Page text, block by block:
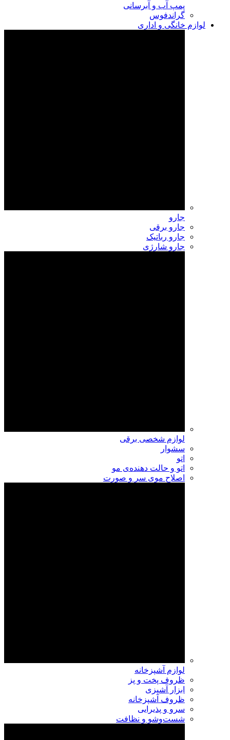
پمپ آب و آبرسانی
گراندفوس
لوازم خانگی و اداری
جارو
جارو برقی
جارو رباتیک
جارو شارژی
لوازم شخصی برقی
سشوار
اتو
اتو و حالت دهنده‌ی مو
اصلاح موی سر و صورت
لوازم آشپزخانه
ظروف پخت و پز
ابزار آشپزی
ظروف آشپزخانه
سرو و پذیرایی
شست‌وشو و نظافت